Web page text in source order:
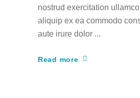
nostrud exercitation
aliquip ex ea commodo
aute irure dolor
Read more